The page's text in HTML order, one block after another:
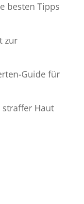
besten Tipps
zur
Guide für
straffer Haut